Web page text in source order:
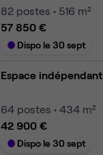
82 postes • 516 m²
57 850 €
Dispo le 30 sept
Espace indépendant
64 postes • 434 m²
42 900 €
Dispo le 30 sept